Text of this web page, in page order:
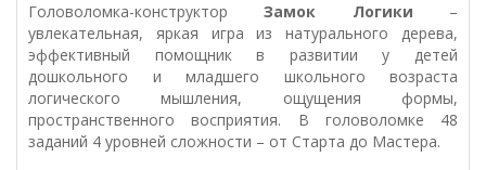
Головоломка-конструкторЗамок Логики –
увлекательная, яркая игра из натурального дерева,
эффективный помощник в развитии у детей
дошкольного и младшего школьного возраста
логического мышления, ощущения формы,
пространственного восприятия. В головоломке 48
заданий 4 уровней сложности – от Старта до Мастера.